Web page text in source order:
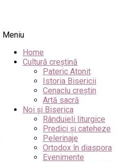
Meniu
Home
Cultură creștină
Pateric Atonit
Istoria Bisericii
Cenaclu creștin
Artă sacră
Noi și Biserica
Rânduieli liturgice
Predici și cateheze
Pelerinaje
Ortodox în diaspora
Evenimente